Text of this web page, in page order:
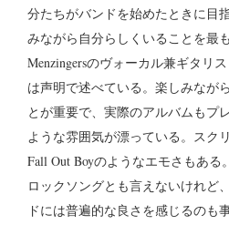
分たちがバンドを始めたときに目
みながら自分らしくいることを最
Menzingersのヴォーカル兼ギタリ
は声明で述べている。楽しみなが
とが重要で、実際のアルバムもプ
ような雰囲気が漂っている。スク
Fall Out Boyのようなエモさもある
ロックソングとも言えないけれど
ドには普遍的な良さを感じるのも